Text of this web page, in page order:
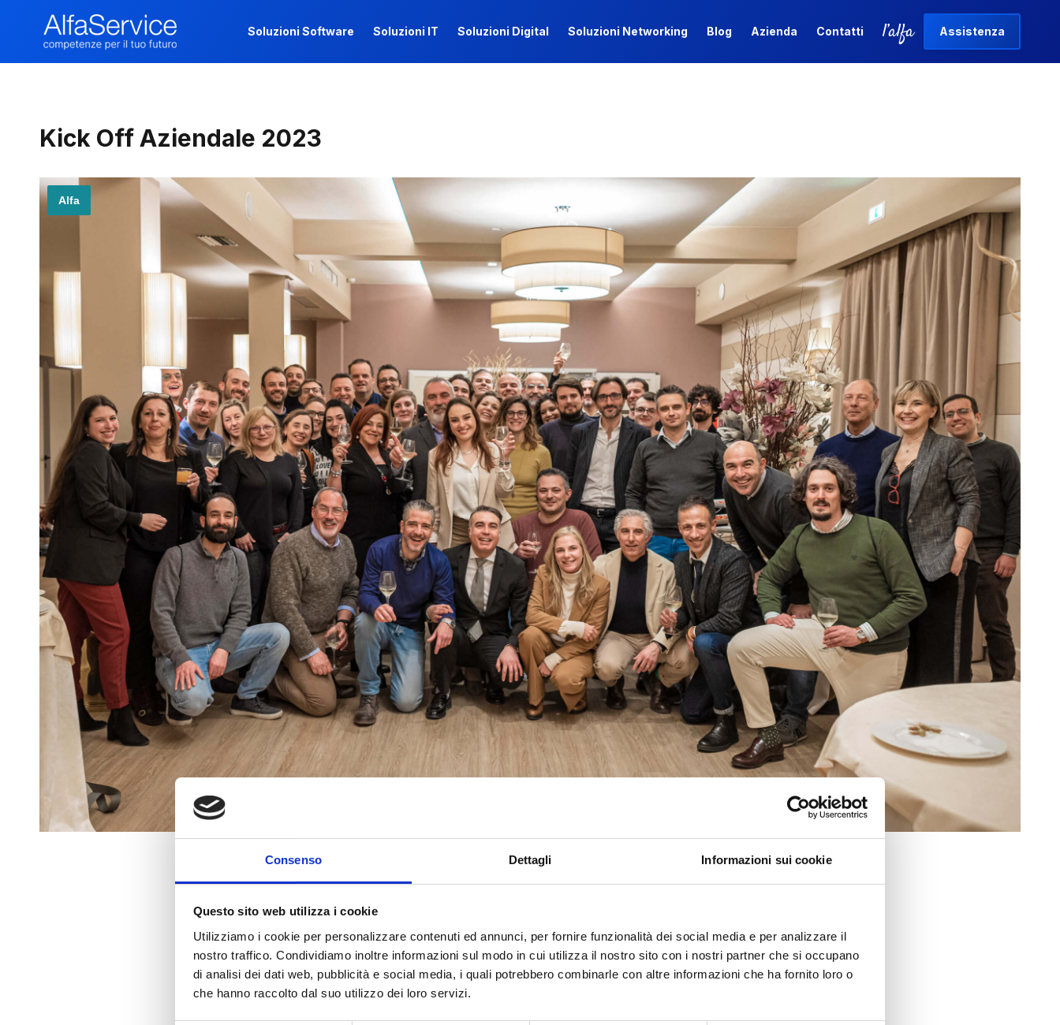
Consenso Dettagli Informazioni sui cookie
Questo sito web utilizza i cookie
Utilizziamo i cookie per personalizzare contenuti ed annunci, per fornire funzionalità dei social media e per analizzare il
nostro traffico. Condividiamo inoltre informazioni sul modo in cui utilizza il nostro sito con i nostri partner che si occupano
di analisi dei dati web, pubblicità e social media, i quali potrebbero combinarle con altre informazioni che ha fornito loro o
che hanno raccolto dal suo utilizzo dei loro servizi.
Soluzioni Software Soluzioni IT Soluzioni Digital Soluzioni Networking Blog Azienda Contatti l’alfa Assistenza
Kick Off Aziendale 2023
Alfa
????? ?? ????? ??? ??????????? ??? ?????????..????? ? ?????? ???????
Il Kick-off aziendale del Gruppo Alfa (
di ogni#businessunit.
È stato emozionante poter condividere momenti di socialità e riflessioni durante il#teambuilding tenuto
dalla dottoressa Alessandra Gaetani
Le parole team e gruppo sono spesso abusate ma per noi#ancheiosonolalfanon è solo uno slogan, ma
Soluzioni Software Soluzioni IT Soluzioni Digital Soluzioni Networking Azienda Contatti l’alfa Assistenza